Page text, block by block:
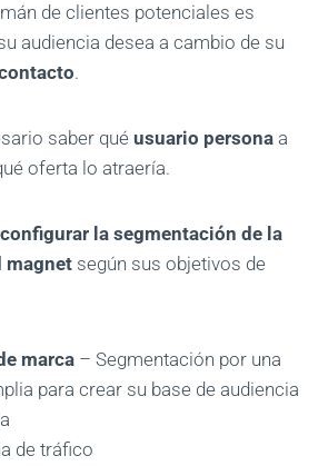
de clientes potenciales es
audiencia desea a cambio de su
.
saber quéusuario persona a
oferta lo atraería.
la segmentación de la
magnet según sus objetivos de
marca – Segmentación por una
para crear su base de audiencia
de tráfico